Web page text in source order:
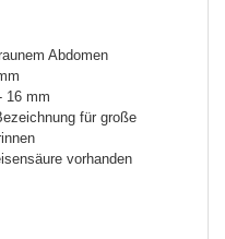
Abdomen
16 mm
für große
vorhanden